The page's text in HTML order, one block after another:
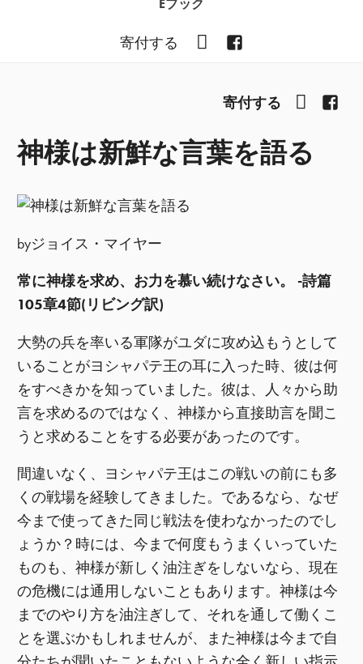
Eブック
寄付する YouTubeFacebook
寄付する
神様は新鮮な言葉を語る
byジョイス・マイヤー
常に神様を求め、お力を慕い続けなさい。 -詩篇
105章4節(リビング訳)
大勢の兵を率いる軍隊がユダに攻め込もうとして
いることがヨシャパテ王の耳に入った時、彼は何
をすべきかを知っていました。彼は、人々から助
言を求めるのではなく、神様から直接助言を聞こ
うと求めることをする必要があったのです。
間違いなく、ヨシャパテ王はこの戦いの前にも多
くの戦場を経験してきました。であるなら、なぜ
今まで使ってきた同じ戦法を使わなかったのでし
ょうか？時には、今まで何度もうまくいっていた
ものも、神様が新しく油注ぎをしないなら、現在
の危機には通用しないこともあります。神様は今
までのやり方を油注ぎして、それを通して働くこ
とを選ぶかもしれませんが、また神様は今まで自